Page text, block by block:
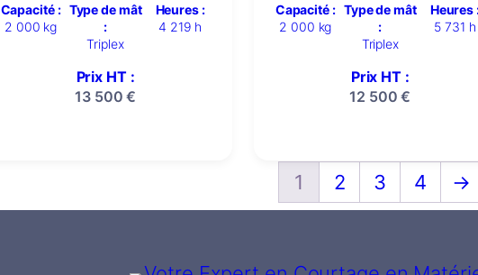
Capacité :
2 000 kg
Type de mât
:
Triplex
Heures :
4 219 h
Prix HT :
13 500€
Capacité :
2 000 kg
Type de mât
:
Triplex
Heures
5 731 h
Prix HT :
12 500€
1 2 3 4 →